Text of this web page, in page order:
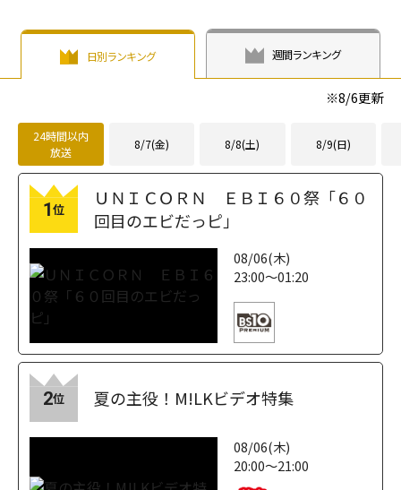
日別ランキング 週間ランキング
※8/6更新
24時間以内
放送
8/7(金) 8/8(土) 8/9(日)
1位
ＵＮＩＣＯＲＮ ＥＢＩ６０祭「６０
回目のエビだっピ」
08/06(木)
23:00～01:20
2位 夏の主役！M!LKビデオ特集
08/06(木)
20:00～21:00